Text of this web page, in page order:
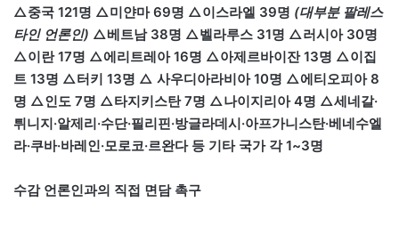
△중국 121명 △미얀마 69명 △이스라엘 39명 (대부분 팔레스
타인 언론인) △베트남 38명 △벨라루스 31명 △러시아 30명
△이란 17명 △에리트레아 16명 △아제르바이잔 13명 △이집
트 13명 △터키 13명 △ 사우디아라비아 10명 △에티오피아 8
명 △인도 7명 △타지키스탄 7명 △나이지리아 4명 △세네갈·
튀니지·알제리·수단·필리핀·방글라데시·아프가니스탄·베네수엘
라·쿠바·바레인·모로코·르완다 등 기타 국가 각 1~3명
수감 언론인과의 직접 면담 촉구